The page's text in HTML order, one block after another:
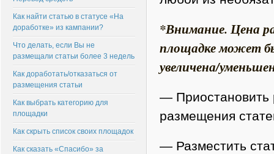
*Внимание. Цена
площадке может
увеличена/
— Приостановить
размещения
— Разместить
Как найти статью в статусе «На
доработке» из кампании?
Что делать, если Вы не
размещали статьи более 3 недель
Как доработать/отказаться от
размещения статьи
Как выбрать категорию для
площадки
Как скрыть список своих площадок
Как сказать «Спасибо» за